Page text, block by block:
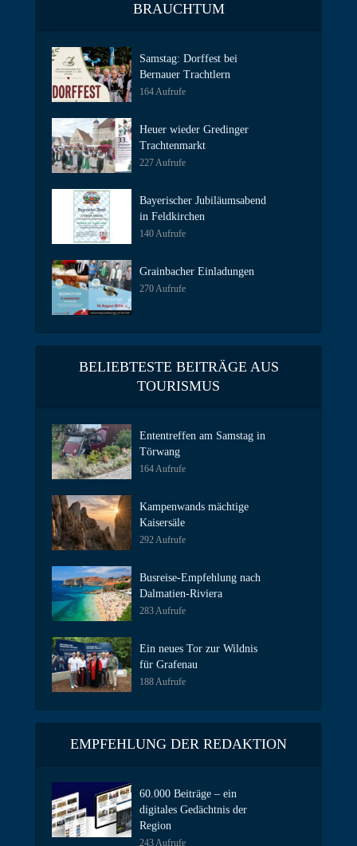
BRAUCHTUM
Samstag: Dorffest bei
Bernauer Trachtlern
164 Aufrufe
Heuer wieder Gredinger
Trachtenmarkt
227 Aufrufe
Bayerischer Jubiläumsabend
in Feldkirchen
140 Aufrufe
Grainbacher Einladungen
270 Aufrufe
BELIEBTESTE BEITRÄGE AUS
TOURISMUS
Ententreffen am Samstag in
Törwang
164 Aufrufe
Kampenwands mächtige
Kaisersäle
292 Aufrufe
Busreise-Empfehlung nach
Dalmatien-Riviera
283 Aufrufe
Ein neues Tor zur Wildnis
für Grafenau
188 Aufrufe
EMPFEHLUNG DER REDAKTION
60.000 Beiträge – ein
digitales Gedächtnis der
Region
243 Aufrufe